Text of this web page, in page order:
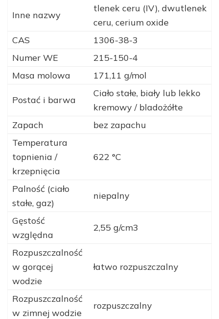
Inne nazwy
tlenek ceru (IV), dwutlenek
ceru, cerium oxide
CAS
1306-38-3
Numer WE
215-150-4
Masa molowa
171,11 g/mol
Postać i barwa
Ciało stałe, biały lub lekko
kremowy / bladożółte
Zapach
bez zapachu
Temperatura
topnienia /
krzepnięcia
622 °C
Palność (ciało
stałe, gaz)
niepalny
Gęstość
względna
2,55 g/cm3
Rozpuszczalność
w gorącej
wodzie
łatwo rozpuszczalny
Rozpuszczalność
w zimnej wodzie
rozpuszczalny